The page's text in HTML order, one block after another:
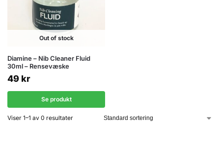
Out of stock
Diamine – Nib Cleaner Fluid
30ml – Rensevæske
49 kr
Se produkt
Viser 1–1 av 0 resultater